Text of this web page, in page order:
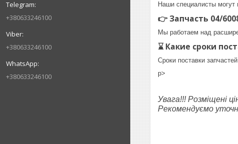
+380633246100
+380633246100
+380633246100
Наши специалисты могут
👉 Запчасть 04/
Мы работаем над
⌛ Какие сроки
Сроки поставки
p>
Увага!!! Розміщені
Рекомендуємо